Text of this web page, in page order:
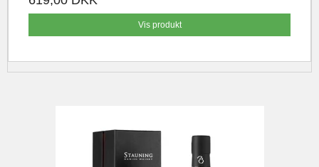
Vis produkt